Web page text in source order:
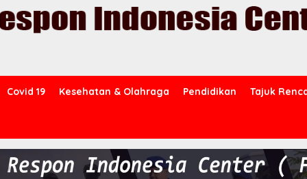
Covid 19 Kesehatan & Olahraga Pendidikan Tajuk